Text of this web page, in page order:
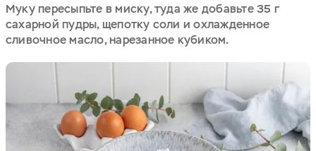
Муку пересыпьте в миску, туда же добавьте 35 г
сахарной пудры, щепотку соли и охлажденное
сливочное масло, нарезанное кубиком.